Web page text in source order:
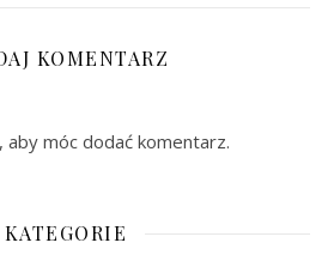
KOMENTARZ
, aby móc dodać komentarz.
KATEGORIE